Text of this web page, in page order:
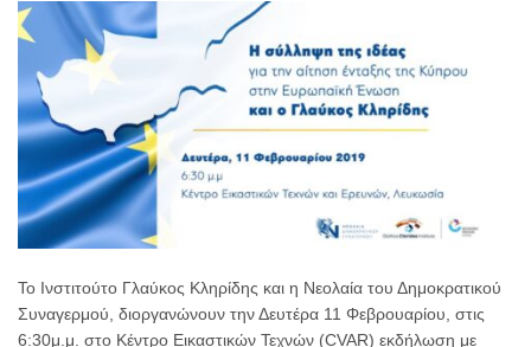
Το Ινστιτούτο Γλαύκος Κληρίδης και η Νεολαία του Δημοκρατικού
Συναγερμού, διοργανώνουν την Δευτέρα 11 Φεβρουαρίου, στις
6:30μ.μ. στο Κέντρο Εικαστικών Τεχνών (CVAR) εκδήλωση με